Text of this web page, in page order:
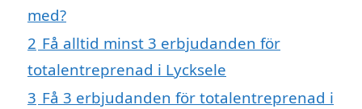
med?
2 Få alltid minst 3 erbjudanden för
totalentreprenad i Lycksele
3 Få 3 erbjudanden för totalentreprenad i